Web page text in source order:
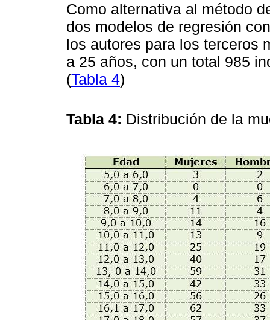
Como alternativa al método
dos modelos de regresión
los autores para los terceros
a 25 años, con un total 985
(Tabla 4)
Tabla 4: Distribución de la